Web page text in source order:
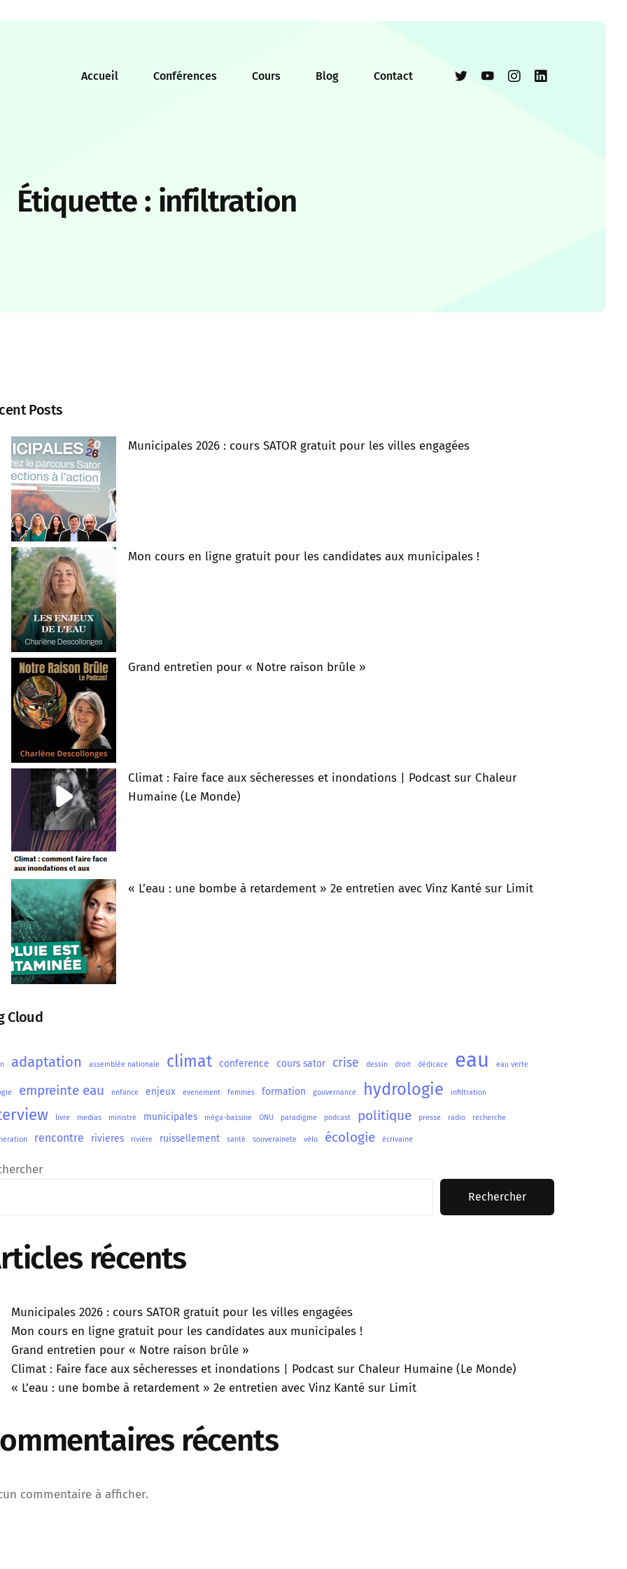
Accueil Conférences Cours Blog Contact
Étiquette : infiltration
Posts
Municipales 2026 : cours SATOR gratuit pour les villes engagées
Mon cours en ligne gratuit pour les candidates aux municipales !
Grand entretien pour « Notre raison brûle »
Climat : Faire face aux sécheresses et inondations | Podcast sur Chaleur
Humaine (Le Monde)
« L’eau : une bombe à retardement » 2e entretien avec Vinz Kanté sur Limit
Cloud
adaptation assemblée nationale climat conference cours sator crise dessin droit dédicace eau eau verte
empreinte eau enfance enjeux evenement femmes formation gouvernance hydrologie infiltration
livre medias ministre municipales méga-bassine ONU paradigme podcast politique presse radio recherche
rencontre rivieres rivière ruissellement santé souverainete vélo écologie écrivaine
Rechercher
récents
Municipales 2026 : cours SATOR gratuit pour les villes engagées
Mon cours en ligne gratuit pour les candidates aux municipales !
Grand entretien pour « Notre raison brûle »
Climat : Faire face aux sécheresses et inondations | Podcast sur Chaleur Humaine (Le Monde)
« L’eau : une bombe à retardement » 2e entretien avec Vinz Kanté sur Limit
récents
commentaire à afficher.